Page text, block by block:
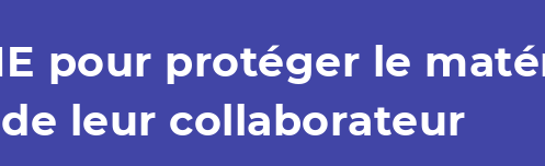
pour protéger le
leur collaborateur
NOTRE PROCESS DE TRAVAIL
PROTÉGER LES USAGES DU QUOTIDIEN
ORGANISER UNE SÉCURITÉ STRUCTURÉE